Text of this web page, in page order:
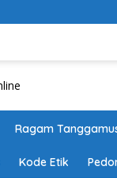
Ragam
Kode Etik